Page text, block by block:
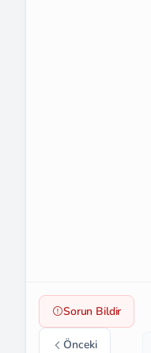
Sorun Bildir
Önceki